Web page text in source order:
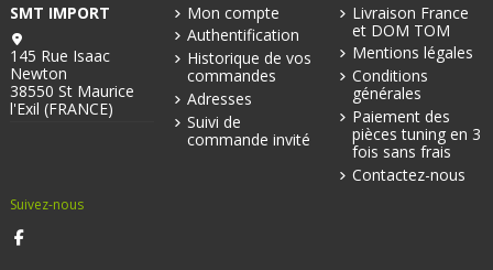
SMT IMPORT
145 Rue Isaac
Newton
38550 St Maurice
l'Exil (FRANCE)
Mon compte
Authentification
Historique de vos
commandes
Adresses
Suivi de
commande invité
Livraison France
et DOM TOM
Mentions légales
Conditions
générales
Paiement des
pièces tuning en 3
fois sans frais
Contactez-nous
Suivez-nous